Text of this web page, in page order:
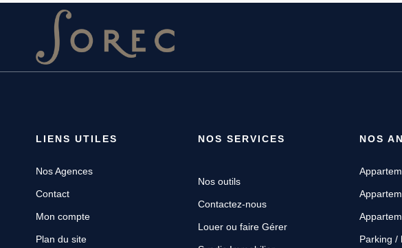
LIENS UTILES
Nos Agences
Contact
Mon compte
Plan du site
NOS SERVICES
Nos outils
Contactez-nous
Louer ou faire Gérer
NOS
Parking /